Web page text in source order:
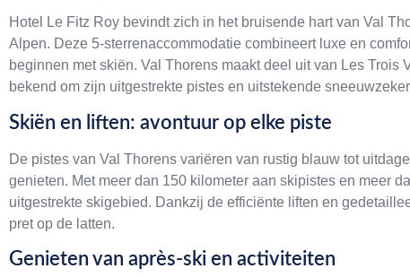
Hotel Le Fitz Roy bevindt zich in het bruisende hart van Val
Alpen. Deze 5-sterrenaccommodatie combineert luxe en
beginnen met skiën. Val Thorens maakt deel uit van Les
bekend om zijn uitgestrekte pistes en uitstekende
Skiën en liften: avontuur op elke piste
De pistes van Val Thorens variëren van rustig blauw tot
genieten. Met meer dan 150 kilometer aan skipistes en meer
uitgestrekte skigebied. Dankzij de efficiënte liften en
pret op de latten.
Genieten van après-ski en activiteiten